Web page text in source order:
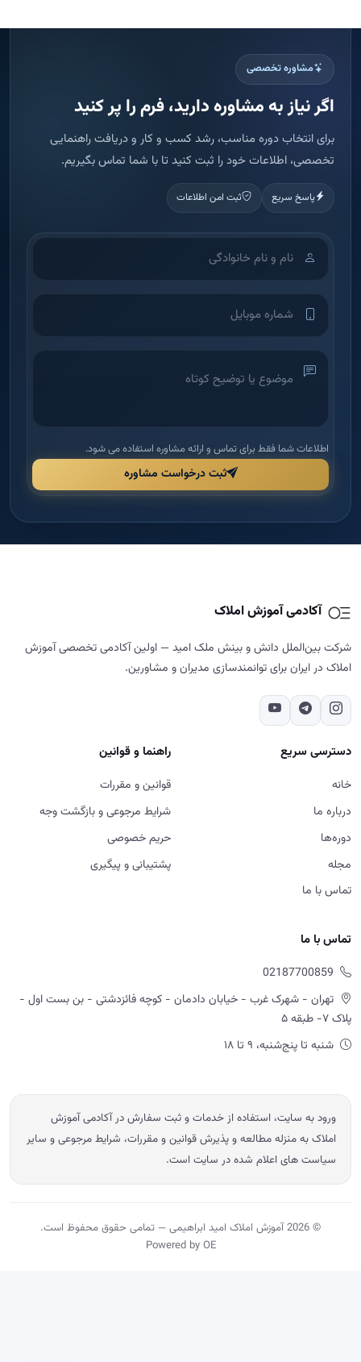
مشاوره تخصصی
اگر نیاز به مشاوره دارید، فرم را پر کنید
برای انتخاب دوره مناسب، رشد کسب و کار و دریافت راهنمایی
تخصصی، اطلاعات خود را ثبت کنید تا با شما تماس بگیریم.
پاسخ سریع ثبت امن اطلاعات
اطلاعات شما فقط برای تماس و ارائه مشاوره استفاده می شود.
ثبت درخواست مشاوره
آکادمی آموزش املاک
شرکت بین‌الملل دانش و بینش ملک امید — اولین آکادمی تخصصی آموزش
املاک در ایران برای توانمندسازی مدیران و مشاورین.
دسترسی سریع
خانه
درباره ما
دوره‌ها
مجله
تماس با ما
راهنما و قوانین
قوانین و مقررات
شرایط مرجوعی و بازگشت وجه
حریم خصوصی
پشتیبانی و پیگیری
تماس با ما
02187700859
تهران - شهرک غرب - خیابان دادمان - کوچه فائزدشتی - بن بست اول -
پلاک ۷- طبقه ۵
شنبه تا پنج‌شنبه، ۹ تا ۱۸
ورود به سایت، استفاده از خدمات و ثبت سفارش در آکادمی آموزش
املاک به منزله مطالعه و پذیرش قوانین و مقررات، شرایط مرجوعی و سایر
سیاست های اعلام شده در سایت است.
© 2026 آموزش املاک امید ابراهیمی — تمامی حقوق محفوظ است.
Powered by OE